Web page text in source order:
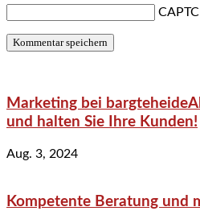
Marketing bei
und halten Sie Ihre Kunden!
Aug. 3, 2024
Kompetente Beratung und